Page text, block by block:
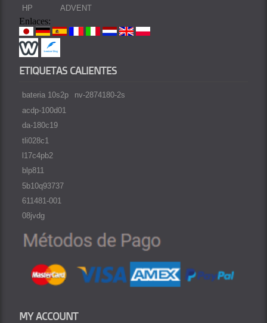
HP
ADVENT
Enlaces:
ETIQUETAS CALIENTES
bateria 10s2p
acdp-100d01
da-180c19
tli028c1
l17c4pb2
blp811
5b10q93737
611481-001
08jvdg
nv-2874180-2s
MY ACCOUNT